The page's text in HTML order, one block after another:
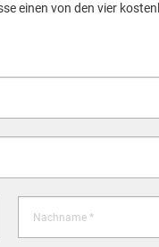
einen von den vier
Nachname *